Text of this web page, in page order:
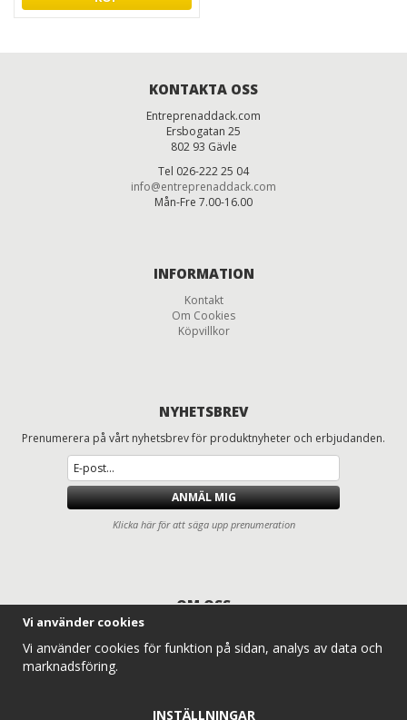
KONTAKTA OSS
Entreprenaddack.com
Ersbogatan 25
802 93 Gävle
Tel 026-222 25 04
info@entreprenaddack.com
Mån-Fre 7.00-16.00
INFORMATION
Kontakt
Om Cookies
Köpvillkor
NYHETSBREV
Prenumerera på vårt nyhetsbrev för produktnyheter och erbjudanden.
ANMÄL MIG
Klicka här för att säga upp prenumeration
OM OSS
Däck och fälgar för lastbilar, entreprenad, lantbruk och traktorer
Entreprenaddäck.com erbjuder ett komplett sortiment av lastbilsdäck,
traktordäck, lantbruksdäck, radodlingsdäck, entreprenaddäck och
Vi använder cookies
Vi använder cookies för funktion på sidan, analys av data och
marknadsföring.
INSTÄLLNINGAR